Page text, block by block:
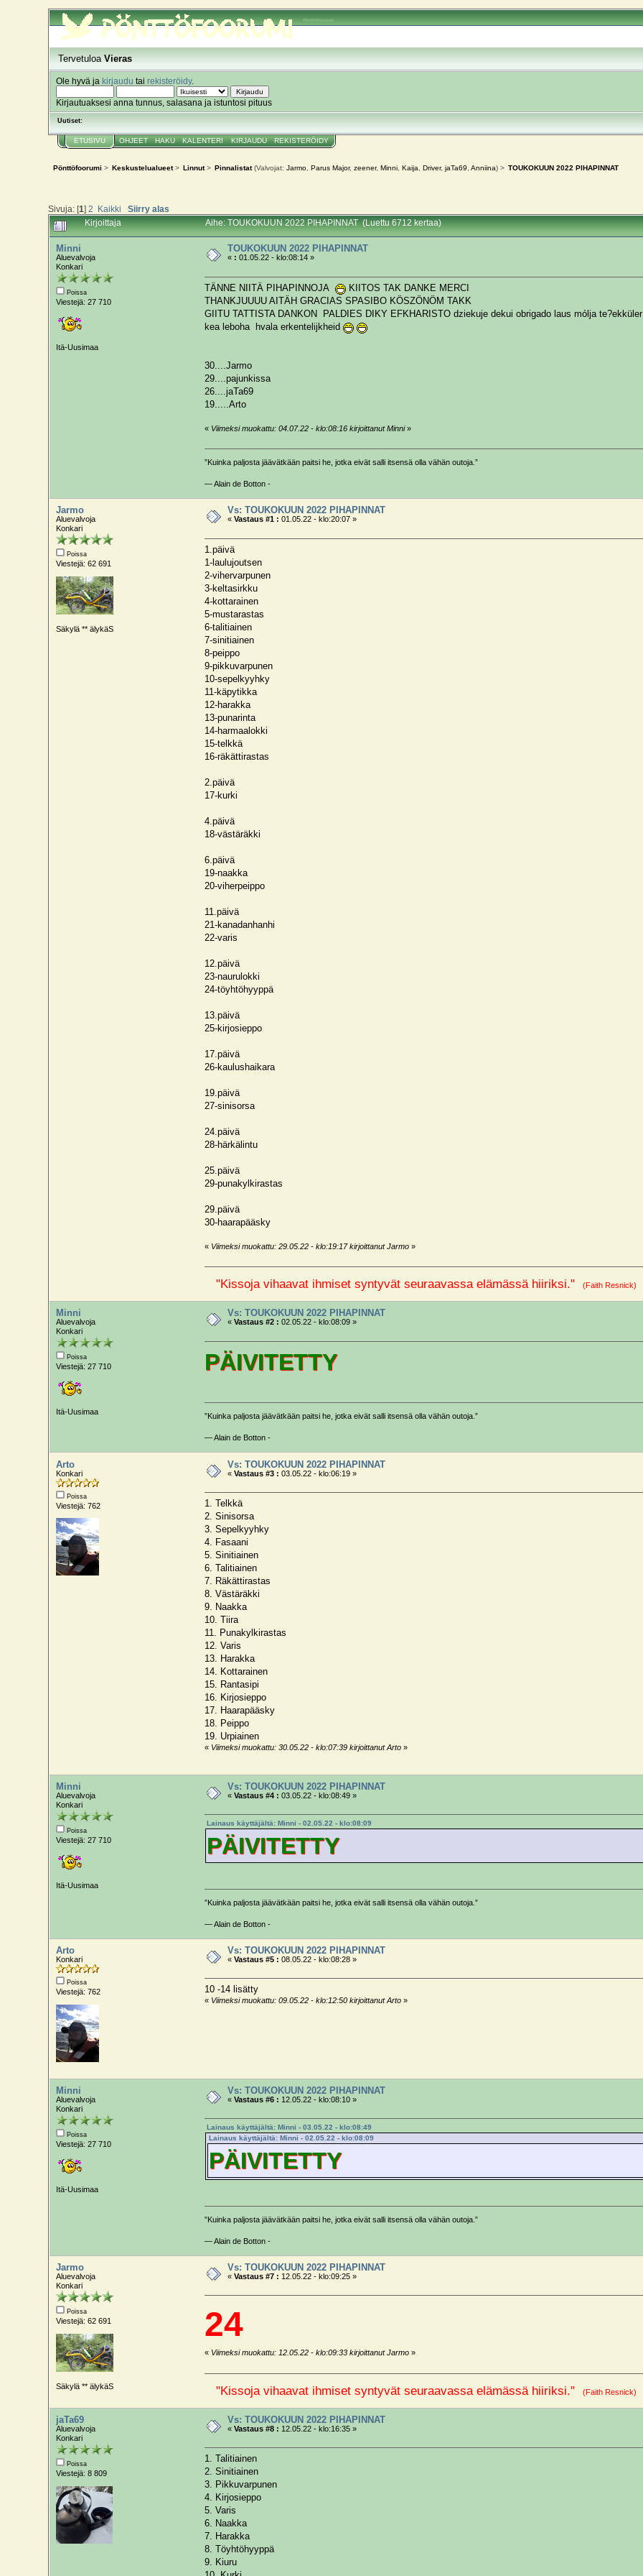
Pönttöfoorumi
TervetuloaVieras
Ole hyvä ja kirjaudu tai rekisteröidy.
Kirjautuaksesi anna tunnus, salasana ja istuntosi pituus
Uutiset:
ETUSIVU OHJEET HAKU KALENTERI KIRJAUDU REKISTERÖIDY
Pönttöfoorumi > Keskustelualueet> Linnut> Pinnalistat(Valvojat:Jarmo ,Parus Major,zeener,Minni ,Kaija ,Driver,jaTa69 ,Anniina) > TOUKOKUUN 2022 PIHAPINNAT
Sivuja: [1]2 Kaikki Siirry alas
Kirjoittaja Aihe: TOUKOKUUN 2022 PIHAPINNAT (Luettu 6712 kertaa)
Minni
Aluevalvoja
Konkari
Poissa
Viestejä: 27 710
Itä-Uusimaa
TOUKOKUUN 2022 PIHAPINNAT
« : 01.05.22 - klo:08:14 »
TÄNNE NIITÄ PIHAPINNOJA
KIITOS TAK DANKE MERCI
THANKJUUUU AITÄH GRACIAS SPASIBO KÖSZÖNÖM TAKK
GIITU TATTISTA DANKON PALDIES DIKY EFKHARISTO dziekuje dekui obrigado laus mólja
kea leboha hvala erkentelijkheid
30....Jarmo
29....pajunkissa
26....jaTa69
19.....Arto
« Viimeksi muokattu: 04.07.22 - klo:08:16 kirjoittanut Minni»
”Kuinka paljosta jäävätkään paitsi he, jotka eivät salli itsensä olla vähän outoja.”
— Alain de Botton -
Jarmo
Aluevalvoja
Konkari
Poissa
Viestejä: 62 691
Säkylä ** älykäS
Vs: TOUKOKUUN 2022 PIHAPINNAT
«Vastaus #1 : 01.05.22 - klo:20:07 »
1.päivä
1-laulujoutsen
2-vihervarpunen
3-keltasirkku
4-kottarainen
5-mustarastas
6-talitiainen
7-sinitiainen
8-peippo
9-pikkuvarpunen
10-sepelkyyhky
11-käpytikka
12-harakka
13-punarinta
14-harmaalokki
15-telkkä
16-räkättirastas
2.päivä
17-kurki
4.päivä
18-västäräkki
6.päivä
19-naakka
20-viherpeippo
11.päivä
21-kanadanhanhi
22-varis
12.päivä
23-naurulokki
24-töyhtöhyyppä
13.päivä
25-kirjosieppo
17.päivä
26-kaulushaikara
19.päivä
27-sinisorsa
24.päivä
28-härkälintu
25.päivä
29-punakylkirastas
29.päivä
30-haarapääsky
« Viimeksi muokattu: 29.05.22 - klo:19:17 kirjoittanut Jarmo»
"Kissoja vihaavat ihmiset syntyvät seuraavassa elämässä hiiriksi." (Faith Resnick)
Minni
Aluevalvoja
Konkari
Poissa
Viestejä: 27 710
Itä-Uusimaa
Vs: TOUKOKUUN 2022 PIHAPINNAT
«Vastaus #2 : 02.05.22 - klo:08:09 »
PÄIVITETTY
”Kuinka paljosta jäävätkään paitsi he, jotka eivät salli itsensä olla vähän outoja.”
— Alain de Botton -
Arto
Konkari
Poissa
Viestejä: 762
Vs: TOUKOKUUN 2022 PIHAPINNAT
«Vastaus #3 : 03.05.22 - klo:06:19 »
1. Telkkä
2. Sinisorsa
3. Sepelkyyhky
4. Fasaani
5. Sinitiainen
6. Talitiainen
7. Räkättirastas
8. Västäräkki
9. Naakka
10. Tiira
11. Punakylkirastas
12. Varis
13. Harakka
14. Kottarainen
15. Rantasipi
16. Kirjosieppo
17. Haarapääsky
18. Peippo
19. Urpiainen
« Viimeksi muokattu: 30.05.22 - klo:07:39 kirjoittanut Arto»
Minni
Aluevalvoja
Konkari
Poissa
Viestejä: 27 710
Itä-Uusimaa
Vs: TOUKOKUUN 2022 PIHAPINNAT
«Vastaus #4 : 03.05.22 - klo:08:49 »
Lainaus käyttäjältä: Minni - 02.05.22 - klo:08:09
PÄIVITETTY
”Kuinka paljosta jäävätkään paitsi he, jotka eivät salli itsensä olla vähän outoja.”
— Alain de Botton -
Arto
Konkari
Poissa
Viestejä: 762
Vs: TOUKOKUUN 2022 PIHAPINNAT
«Vastaus #5 : 08.05.22 - klo:08:28 »
10 -14 lisätty
« Viimeksi muokattu: 09.05.22 - klo:12:50 kirjoittanut Arto»
Minni
Aluevalvoja
Konkari
Poissa
Viestejä: 27 710
Itä-Uusimaa
Vs: TOUKOKUUN 2022 PIHAPINNAT
«Vastaus #6 : 12.05.22 - klo:08:10 »
Lainaus käyttäjältä: Minni - 03.05.22 - klo:08:49
Lainaus käyttäjältä: Minni - 02.05.22 - klo:08:09
PÄIVITETTY
”Kuinka paljosta jäävätkään paitsi he, jotka eivät salli itsensä olla vähän outoja.”
— Alain de Botton -
Jarmo
Aluevalvoja
Konkari
Poissa
Viestejä: 62 691
Säkylä ** älykäS
Vs: TOUKOKUUN 2022 PIHAPINNAT
«Vastaus #7 : 12.05.22 - klo:09:25 »
24
« Viimeksi muokattu: 12.05.22 - klo:09:33 kirjoittanut Jarmo»
"Kissoja vihaavat ihmiset syntyvät seuraavassa elämässä hiiriksi." (Faith Resnick)
jaTa69
Aluevalvoja
Konkari
Poissa
Viestejä: 8 809
Vs: TOUKOKUUN 2022 PIHAPINNAT
«Vastaus #8 : 12.05.22 - klo:16:35 »
1. Talitiainen
2. Sinitiainen
3. Pikkuvarpunen
4. Kirjosieppo
5. Varis
6. Naakka
7. Harakka
8. Töyhtöhyyppä
9. Kiuru